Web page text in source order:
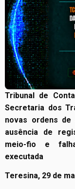
Tribunal de
Secretaria dos
novas ordens de
ausência de
meio-fio e
executada
Teresina, 29 de